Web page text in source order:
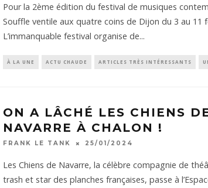
Pour la 2ème édition du festival de musiques
Souffle ventile aux quatre coins de Dijon du 3 au 11
L’immanquable festival organise de...
À LA UNE ACTU CHAUDE ARTICLES TRÈS INTÉRESSANTS
ON A LÂCHÉ LES CHIENS
NAVARRE À CHALON !
FRANK LE TANK 25/01/2024
Les Chiens de Navarre, la célèbre compagnie de
trash et star des planches françaises, passe à